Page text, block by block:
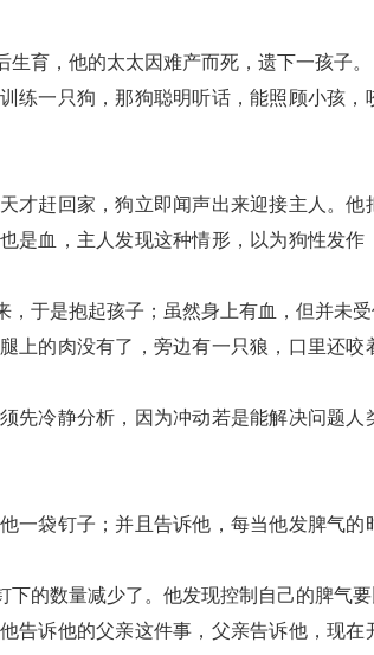
育，他的太太因难产而死，遗下一孩子。
练一只狗，那狗聪明听话，能照顾小孩
才赶回家，狗立即闻声出来迎接主人。
是血，主人发现这种情形，以为狗性发作
于是抱起孩子；虽然身上有血，但并未受
上的肉没有了，旁边有一只狼，口里还咬
先冷静分析，因为冲动若是能解决问题人
一袋钉子；并且告诉他，每当他发脾气的
的数量减少了。他发现控制自己的脾气要
告诉他的父亲这件事，父亲告诉他，现在